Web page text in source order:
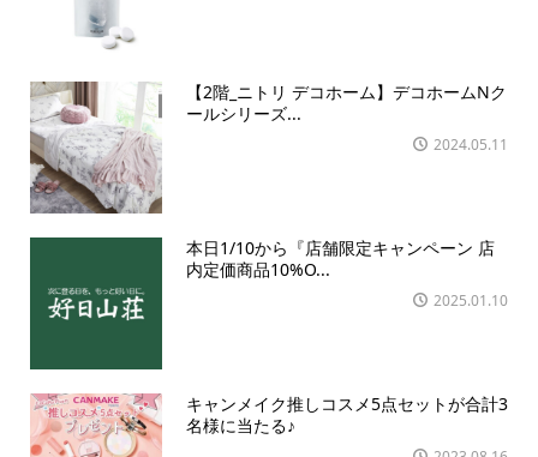
【2階_ニトリ デコホーム】デコホームNク
ールシリーズ...
2024.05.11
本日1/10から『店舗限定キャンペーン 店
内定価商品10%O...
2025.01.10
キャンメイク推しコスメ5点セットが合計3
名様に当たる♪